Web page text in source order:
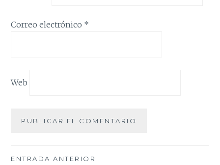
Correo electrónico *
Web
Navegación
ENTRADA ANTERIOR